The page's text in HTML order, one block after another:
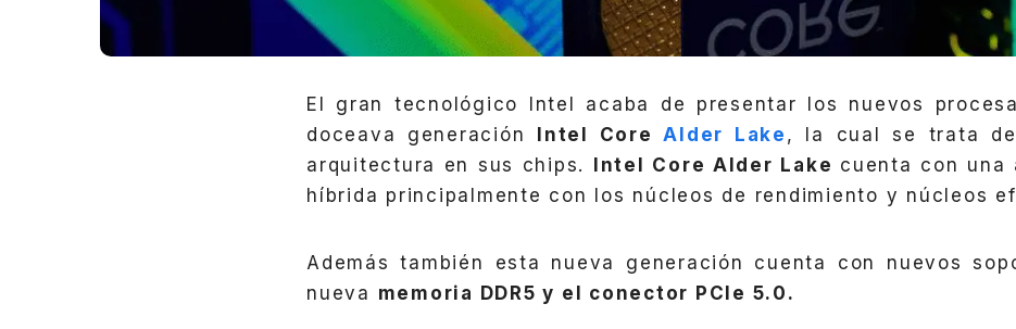
El gran tecnológico Intel acaba de presentar los nuevos
doceava generación
Intel Core Alder Lake , la cual se trata
arquitectura en sus chips.
Intel Core Alder Lake cuenta con una
híbrida principalmente con los núcleos de rendimiento y núcleos
Además también esta nueva generación cuenta con nuevos
nueva memoria DDR5 y el conector PCIe 5.0.